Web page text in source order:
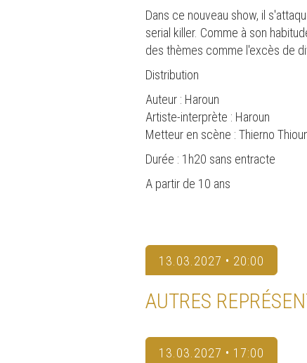
Dans ce nouveau show, il
serial killer. Comme à son
des thèmes comme l'excès de
Distribution
Auteur : Haroun
Artiste-interprète : Haroun
Metteur en scène : Thierno
Durée : 1h20 sans entracte
A partir de 10 ans
13.03.2027 • 20:00
AUTRES
13.03.2027 • 17:00